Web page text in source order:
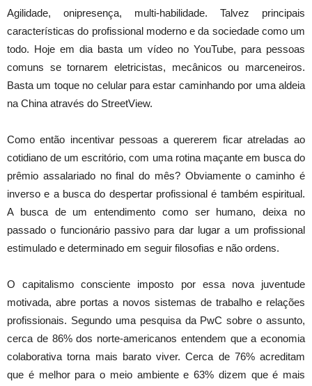
Agilidade, onipresença, multi-habilidade. Talvez principais
características do profissional moderno e da sociedade como um
todo. Hoje em dia basta um vídeo no YouTube, para pessoas
comuns se tornarem eletricistas, mecânicos ou marceneiros.
Basta um toque no celular para estar caminhando por uma aldeia
na China através do StreetView.
Como então incentivar pessoas a quererem ficar atreladas ao
cotidiano de um escritório, com uma rotina maçante em busca do
prêmio assalariado no final do mês? Obviamente o caminho é
inverso e a busca do despertar profissional é também espiritual.
A busca de um entendimento como ser humano, deixa no
passado o funcionário passivo para dar lugar a um profissional
estimulado e determinado em seguir filosofias e não ordens.
O capitalismo consciente imposto por essa nova juventude
motivada, abre portas a novos sistemas de trabalho e relações
profissionais. Segundo uma pesquisa da PwC sobre o assunto,
cerca de 86% dos norte-americanos entendem que a economia
colaborativa torna mais barato viver. Cerca de 76% acreditam
que é melhor para o meio ambiente e 63% dizem que é mais